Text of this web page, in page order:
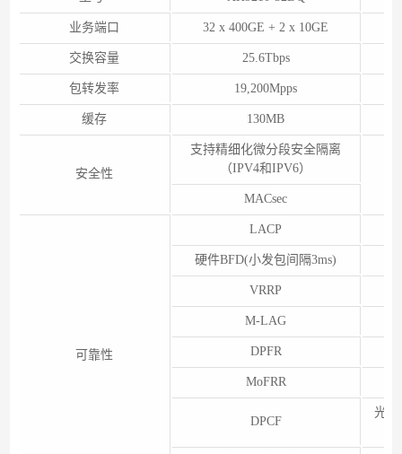
业务端口 32 x 400GE + 2 x 10GE
交换容量 25.6Tbps
包转发率 19,200Mpps
缓存 130MB
安全性
支持精细化微分段安全隔离
（IPV4和IPV6）
MACsec
可靠性
LACP
硬件BFD(小发包间隔3ms)
VRRP
M-LAG
DPFR
MoFRR
DPCF
光模